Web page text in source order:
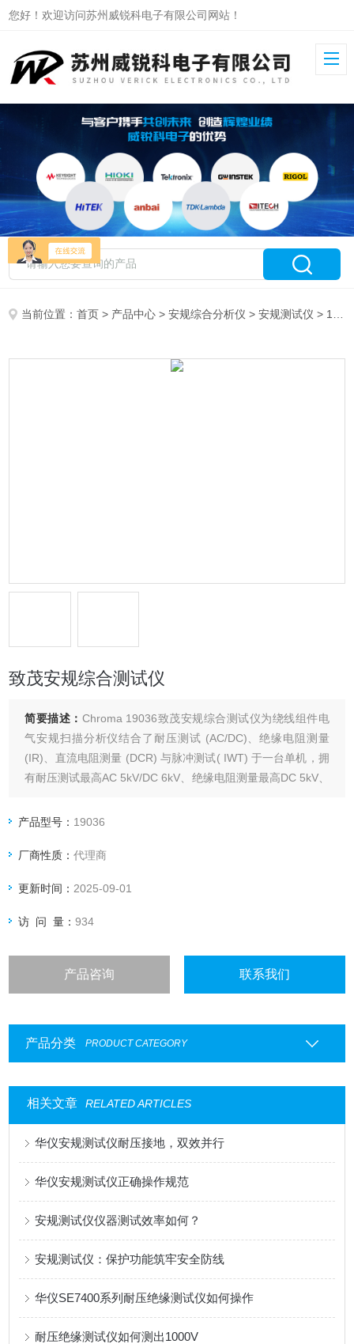
您好！欢迎访问苏州威锐科电子有限公司网站！
当前位置：首页 > 产品中心 >安规综合分析仪 >安规测试仪 > 19036致茂安规综合测试仪
致茂安规综合测试仪
简要描述： Chroma 19036致茂安规综合测试仪为绕线组件电
气安规扫描分析仪结合了耐压测试 (AC/DC)、绝缘电阻测量
(IR)、直流电阻测量 (DCR) 与脉冲测试( IWT) 于一台单机，拥
有耐压测试最高AC 5kV/DC 6kV、绝缘电阻测量最高DC 5kV、
且拥有10通道可执行一次多个待测物的扫描测试。
产品型号： 19036
厂商性质：代理商
更新时间： 2025-09-01
访 问 量：934
产品咨询 联系我们
产品分类 PRODUCT CATEGORY
相关文章 RELATED ARTICLES
华仪安规测试仪耐压接地，双效并行
华仪安规测试仪正确操作规范
安规测试仪仪器测试效率如何？
安规测试仪：保护功能筑牢安全防线
华仪SE7400系列耐压绝缘测试仪如何操作
耐压绝缘测试仪如何测出1000V